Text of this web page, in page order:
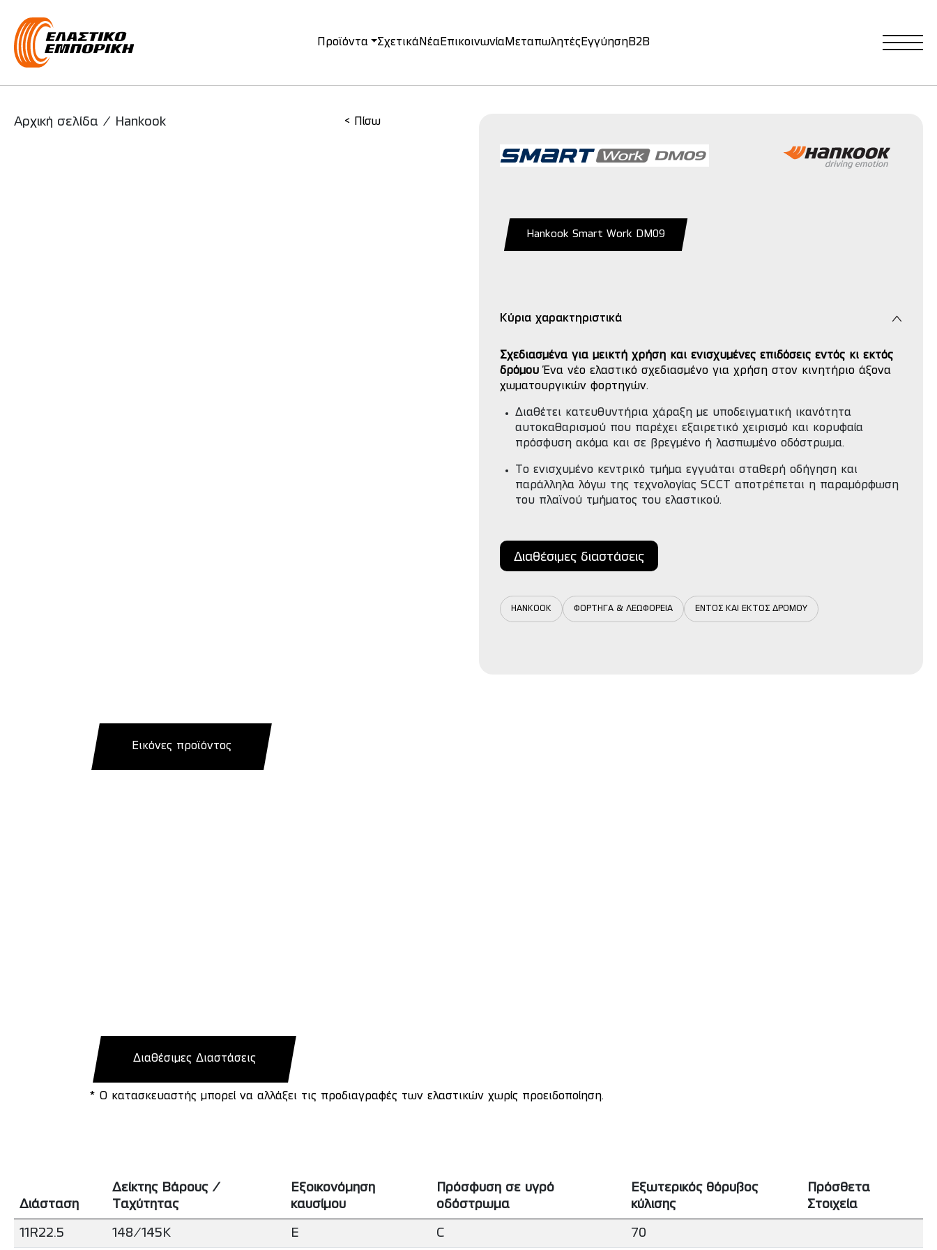
Main Navigation
Προϊόντα Σχετικά Νέα Επικοινωνία Μεταπωλητές Εγγύηση B2B
Αρχική σελίδα / Hankook < Πίσω
Hankook Smart Work DM09
Κύρια χαρακτηριστικά
Σχεδιασμένα για μεικτή χρήση και ενισχυμένες επιδόσεις εντός κι εκτός
δρόμου
Ένα νέο ελαστικό σχεδιασμένο για χρήση στον κινητήριο άξονα
χωματουργικών φορτηγών.
Διαθέτει κατευθυντήρια χάραξη με υποδειγματική ικανότητα
αυτοκαθαρισμού που παρέχει εξαιρετικό χειρισμό και κορυφαία
πρόσφυση ακόμα και σε βρεγμένο ή λασπωμένο οδόστρωμα.
Το ενισχυμένο κεντρικό τμήμα εγγυάται σταθερή οδήγηση και
παράλληλα λόγω της τεχνολογίας SCCT αποτρέπεται η παραμόρφωση
του πλαϊνού τμήματος του ελαστικού.
Διαθέσιμες διαστάσεις
HANKOOK ΦΟΡΤΗΓΑ & ΛΕΩΦΟΡΕΙΑ ΕΝΤΟΣ ΚΑΙ ΕΚΤΟΣ ΔΡΟΜΟΥ
Εικόνες προϊόντος
Διαθέσιμες Διαστάσεις
* Ο κατασκευαστής μπορεί να αλλάξει τις προδιαγραφές των ελαστικών χωρίς προειδοποίηση.
Διάσταση
Δείκτης Βάρους /
Ταχύτητας
Εξοικονόμηση
καυσίμου
Πρόσφυση σε υγρό
οδόστρωμα
Εξωτερικός θόρυβος
κύλισης
Πρόσθετα
Στοιχεία
11R22.5 148/145K E C 70